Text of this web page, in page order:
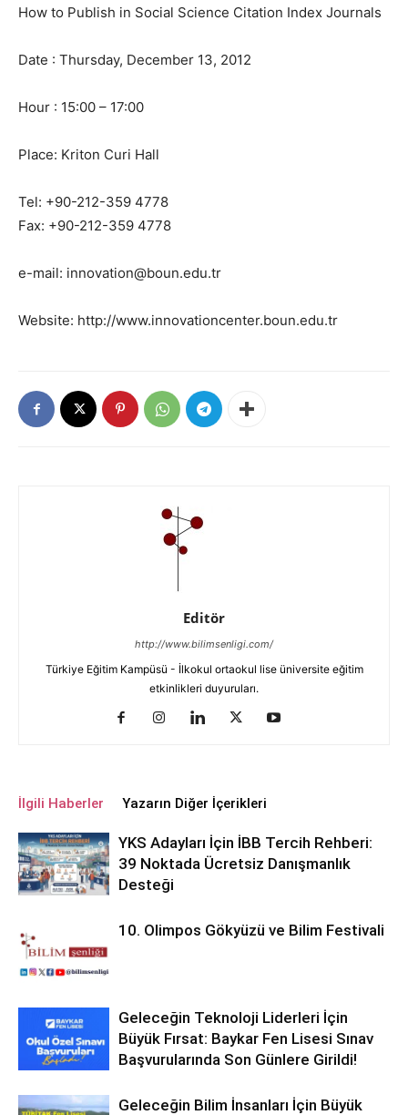
How to Publish in Social Science Citation Index Journals
Date : Thursday, December 13, 2012
Hour : 15:00 – 17:00
Place: Kriton Curi Hall
Tel: +90-212-359 4778
Fax: +90-212-359 4778
e-mail: innovation@boun.edu.tr
Website: http://www.innovationcenter.boun.edu.tr
Editör
http://www.bilimsenligi.com/
Türkiye Eğitim Kampüsü - İlkokul ortaokul lise üniversite eğitim
etkinlikleri duyuruları.
İlgili Haberler Yazarın Diğer İçerikleri
YKS Adayları İçin İBB Tercih Rehberi:
39 Noktada Ücretsiz Danışmanlık
Desteği
10. Olimpos Gökyüzü ve Bilim Festivali
Geleceğin Teknoloji Liderleri İçin
Büyük Fırsat: Baykar Fen Lisesi Sınav
Başvurularında Son Günlere Girildi!
Geleceğin Bilim İnsanları İçin Büyük